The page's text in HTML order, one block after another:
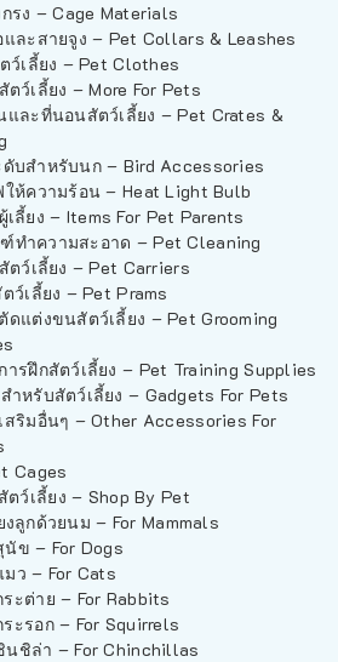
รง – Cage Materials
ละสายจูง – Pet Collars & Leashes
ว์เลี้ยง – Pet Clothes
ว์เลี้ยง – More For Pets
ละที่นอนสัตว์เลี้ยง – Pet Crates &
บสำหรับนก – Bird Accessories
ห้ความร้อน – Heat Light Bulb
ลี้ยง – Items For Pet Parents
ทำความสะอาด – Pet Cleaning
ตว์เลี้ยง – Pet Carriers
ว์เลี้ยง – Pet Prams
แต่งขนสัตว์เลี้ยง – Pet Grooming
รฝึกสัตว์เลี้ยง – Pet Training Supplies
ำหรับสัตว์เลี้ยง – Gadgets For Pets
ริมอื่นๆ – Other Accessories For
Cages
ว์เลี้ยง – Shop By Pet
ลูกด้วยนม – For Mammals
ข – For Dogs
ว – For Cats
ะต่าย – For Rabbits
ะรอก – For Squirrels
นชิล่า – For Chinchillas